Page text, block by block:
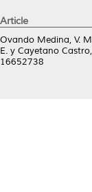
Article
Ovando Medina, V.
E. y Cayetano
16652738